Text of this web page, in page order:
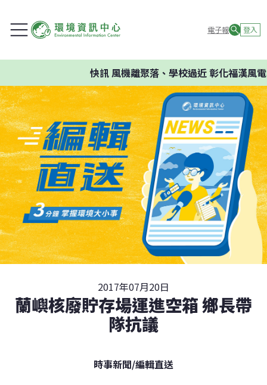
電子報 登入
快訊風機離聚落、學校過近 彰化福漢風電
2017年07月20日
蘭嶼核廢貯存場運進空箱 鄉長帶
隊抗議
時事新聞/編輯直送